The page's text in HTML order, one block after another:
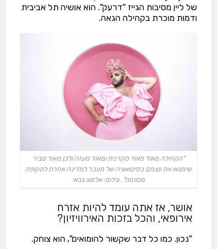
של ליין מסיבות הגייז "דרעק". הוא אושיה תל אביבית
ודמות מוכרת בקהילה הגאה.
"הקהילה מאוד מאוד סקרנית ומאוד מעזה ולכן מאוד סביר
שימצאו את עצמם בסיטואציה של מעבר למדינה אחרת לתקופה
מסוימת". צילום: אלמוג גבאי
אושר, אז אתה עומד להיות אזרח
אירופאי, והכל בזכות האירוויזיון?
"נכון. כמו כל דבר שקשור להומואים", הוא צוחק.